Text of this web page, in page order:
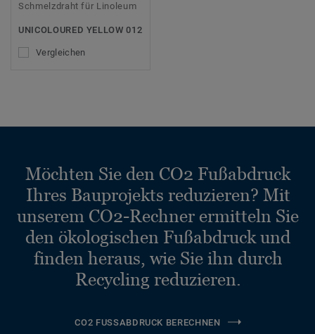
Schmelzdraht für Linoleum
UNICOLOURED YELLOW 012
Vergleichen
Möchten Sie den CO2 Fußabdruck
Ihres Bauprojekts reduzieren? Mit
unserem CO2-Rechner ermitteln Sie
den ökologischen Fußabdruck und
finden heraus, wie Sie ihn durch
Recycling reduzieren.
CO2 FUSSABDRUCK BERECHNEN